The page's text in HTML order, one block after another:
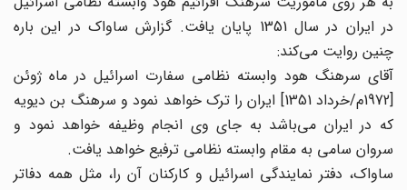
در ایران در سال 1351 پایان یافت. گزارش ساواک در این باره
چنین روایت می‌کند:
آقای سرهنگ هود وابسته نظامی سفارت اسرائیل در ماه ژوئن
[1972م/خرداد 1351] ایران را ترک خواهد نمود و سرهنگ بن دیویه
که در ایران می‌باشد به جای وی انجام وظیفه خواهد نمود و
سروان سامی به مقام وابسته نظامی ترفیع خواهد یافت.
ساواک، دفتر نمایندگی اسرائیل و کارکنان آن را، مثل همه دفاتر